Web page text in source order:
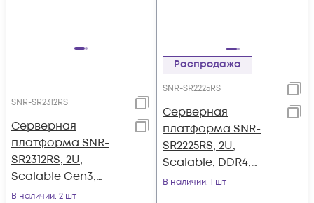
SNR-SR2312RS
Серверная
платформа SNR-
SR2312RS, 2U,
Scalable Gen3,
DDR4, 12xHDD,
В наличии: 2 шт
Распродажа
SNR-SR2225RS
Серверная
платформа SNR-
SR2225RS, 2U,
Scalable, DDR4,
25xHDD,
В наличии: 1 шт